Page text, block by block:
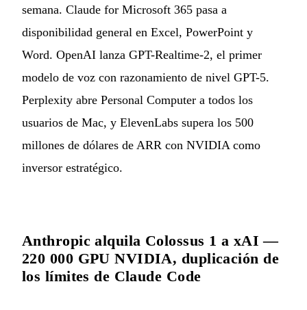
semana. Claude for Microsoft 365 pasa a
disponibilidad general en Excel, PowerPoint y
Word. OpenAI lanza GPT-Realtime-2, el primer
modelo de voz con razonamiento de nivel GPT-5.
Perplexity abre Personal Computer a todos los
usuarios de Mac, y ElevenLabs supera los 500
millones de dólares de ARR con NVIDIA como
inversor estratégico.
Anthropic alquila Colossus 1 a xAI —
220 000 GPU NVIDIA, duplicación de
los límites de Claude Code